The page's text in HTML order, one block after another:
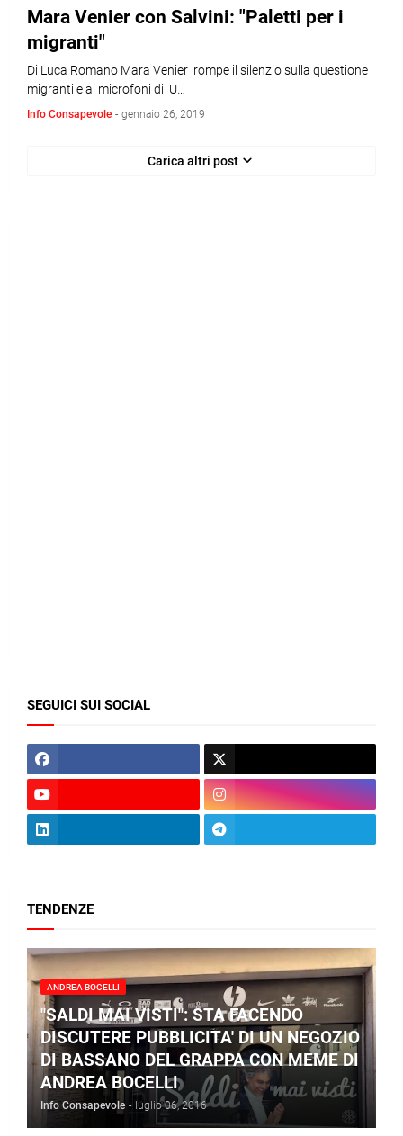
Mara Venier con Salvini: ​"Paletti per i
migranti"
Di Luca Romano Mara Venier rompe il silenzio sulla questione
migranti e ai microfoni di U…
Info Consapevole - gennaio 26, 2019
Carica altri post
SEGUICI SUI SOCIAL
TENDENZE
ANDREA BOCELLI
"SALDI MAI VISTI": STA FACENDO
DISCUTERE PUBBLICITA' DI UN NEGOZIO
DI BASSANO DEL GRAPPA CON MEME DI
ANDREA BOCELLI
Info Consapevole - luglio 06, 2016